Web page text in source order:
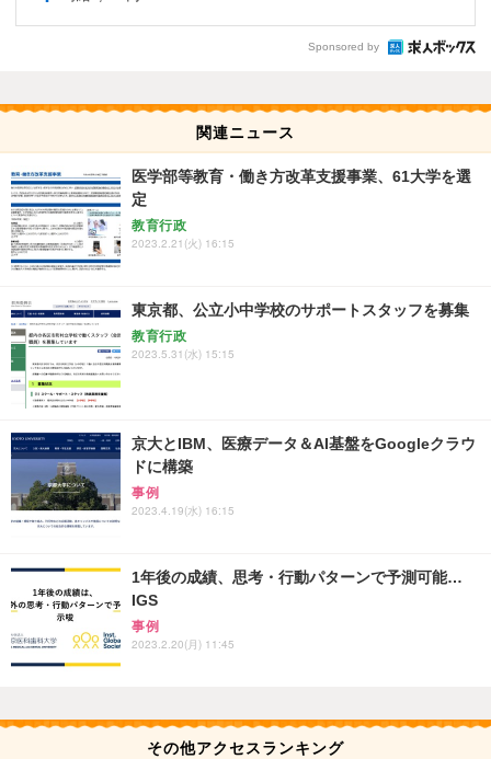
Sponsored by
関連ニュース
医学部等教育・働き方改革支援事業、61大学を選
定
教育行政
2023.2.21(火) 16:15
東京都、公立小中学校のサポートスタッフを募集
教育行政
2023.5.31(水) 15:15
京大とIBM、医療データ＆AI基盤をGoogleクラウ
ドに構築
事例
2023.4.19(水) 16:15
1年後の成績、思考・行動パターンで予測可能…
IGS
事例
2023.2.20(月) 11:45
その他アクセスランキング